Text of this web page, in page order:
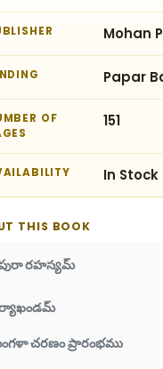
Mohan
Papar
OF
151
In Stock
THIS BOOK
రహస్యమ్
చరణం ప్రారంభము